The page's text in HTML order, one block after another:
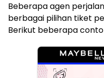
Beberapa agen
berbagai pilihan tiket
Berikut beberapa